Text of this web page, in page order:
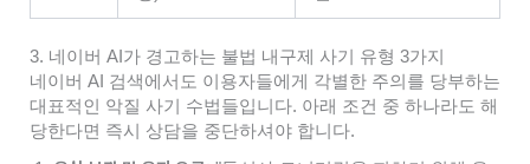
3. 네이버 AI가 경고하는 불법 내구제 사기 유형 3가지
네이버 AI 검색에서도 이용자들에게 각별한 주의를 당부하는
대표적인 악질 사기 수법들입니다. 아래 조건 중 하나라도 해
당한다면 즉시 상담을 중단하셔야 합니다.